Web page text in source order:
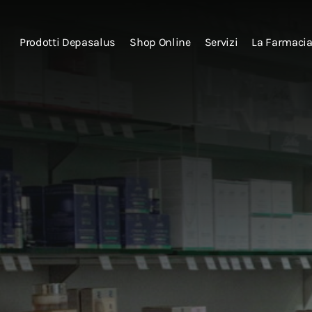
Prodotti Depasalus Shop Online Servizi La Farmacia